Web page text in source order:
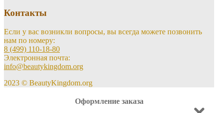
Контакты
Если у вас возникли вопросы, вы всегда можете позвонить
нам по номеру:
8 (499) 110-18-80
Электронная почта:
info@beautykingdom.org
2023 © BeautyKingdom.org
Оформление заказа